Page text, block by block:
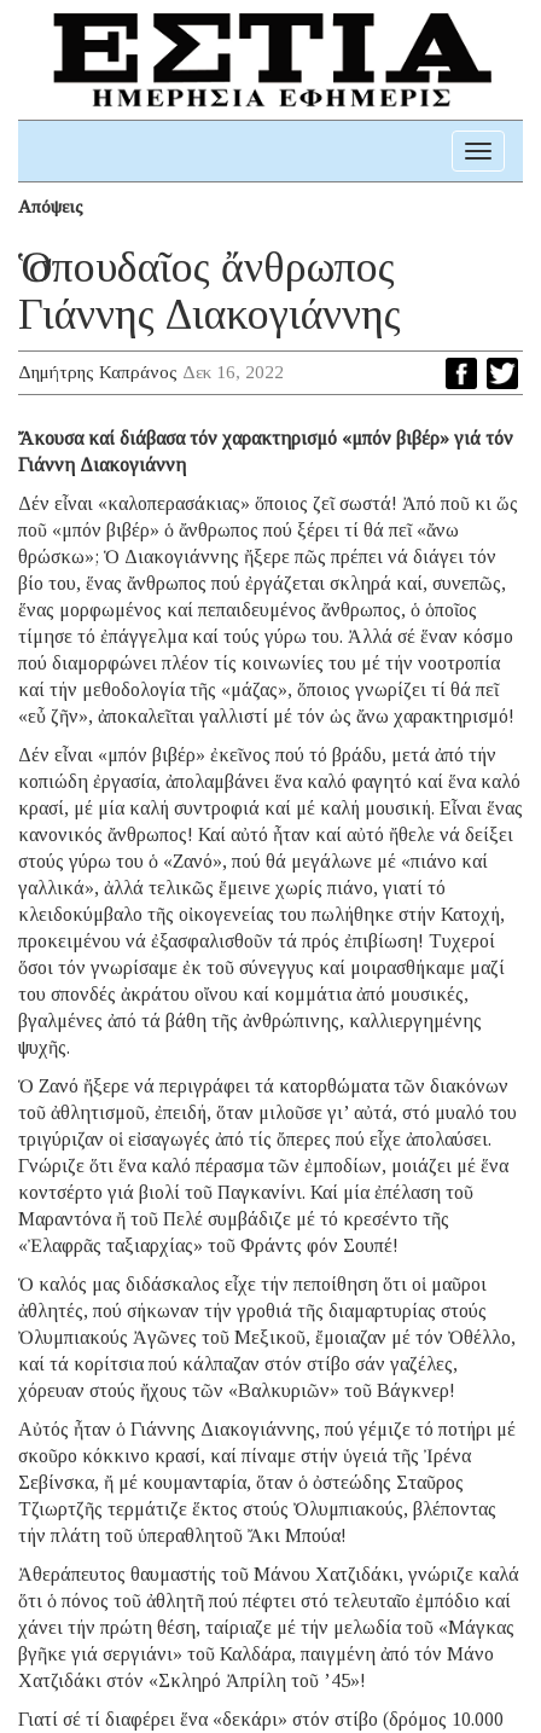
Toggle
Απόψεις
Ὁ σπουδαῖος ἄνθρωπος
Γιάννης Διακογιάννης
Δημήτρης Καπράνος Δεκ 16, 2022
Ἄκουσα καί διάβασα τόν χαρακτηρισμό «μπόν βιβέρ» γιά τόν
Γιάννη Διακογιάννη
Δέν εἶναι «καλοπερασάκιας» ὅποιος ζεῖ σωστά! Ἀπό ποῦ κι ὥς
ποῦ «μπόν βιβέρ» ὁ ἄνθρωπος πού ξέρει τί θά πεῖ «ἄνω
θρώσκω»; Ὁ Διακογιάννης ἤξερε πῶς πρέπει νά διάγει τόν
βίο του, ἕνας ἄνθρωπος πού ἐργάζεται σκληρά καί, συνεπῶς,
ἕνας μορφωμένος καί πεπαιδευμένος ἄνθρωπος, ὁ ὁποῖος
τίμησε τό ἐπάγγελμα καί τούς γύρω του. Ἀλλά σέ ἕναν κόσμο
πού διαμορφώνει πλέον τίς κοινωνίες του μέ τήν νοοτροπία
καί τήν μεθοδολογία τῆς «μάζας», ὅποιος γνωρίζει τί θά πεῖ
«εὖ ζῆν», ἀποκαλεῖται γαλλιστί μέ τόν ὡς ἄνω χαρακτηρισμό!
Δέν εἶναι «μπόν βιβέρ» ἐκεῖνος πού τό βράδυ, μετά ἀπό τήν
κοπιώδη ἐργασία, ἀπολαμβάνει ἕνα καλό φαγητό καί ἕνα καλό
κρασί, μέ μία καλή συντροφιά καί μέ καλή μουσική. Εἶναι ἕνας
κανονικός ἄνθρωπος! Καί αὐτό ἦταν καί αὐτό ἤθελε νά δείξει
στούς γύρω του ὁ «Ζανό», πού θά μεγάλωνε μέ «πιάνο καί
γαλλικά», ἀλλά τελικῶς ἔμεινε χωρίς πιάνο, γιατί τό
κλειδοκύμβαλο τῆς οἰκογενείας του πωλήθηκε στήν Κατοχή,
προκειμένου νά ἐξασφαλισθοῦν τά πρός ἐπιβίωση! Τυχεροί
ὅσοι τόν γνωρίσαμε ἐκ τοῦ σύνεγγυς καί μοιρασθήκαμε μαζί
του σπονδές ἀκράτου οἴνου καί κομμάτια ἀπό μουσικές,
βγαλμένες ἀπό τά βάθη τῆς ἀνθρώπινης, καλλιεργημένης
ψυχῆς.
Ὁ Ζανό ἤξερε νά περιγράφει τά κατορθώματα τῶν διακόνων
τοῦ ἀθλητισμοῦ, ἐπειδή, ὅταν μιλοῦσε γι’ αὐτά, στό μυαλό του
τριγύριζαν οἱ εἰσαγωγές ἀπό τίς ὄπερες πού εἶχε ἀπολαύσει.
Γνώριζε ὅτι ἕνα καλό πέρασμα τῶν ἐμποδίων, μοιάζει μέ ἕνα
κοντσέρτο γιά βιολί τοῦ Παγκανίνι. Καί μία ἐπέλαση τοῦ
Μαραντόνα ἤ τοῦ Πελέ συμβάδιζε μέ τό κρεσέντο τῆς
«Ἐλαφρᾶς ταξιαρχίας» τοῦ Φράντς φόν Σουπέ!
Ὁ καλός μας διδάσκαλος εἶχε τήν πεποίθηση ὅτι οἱ μαῦροι
ἀθλητές, πού σήκωναν τήν γροθιά τῆς διαμαρτυρίας στούς
Ὀλυμπιακούς Ἀγῶνες τοῦ Μεξικοῦ, ἔμοιαζαν μέ τόν Ὀθέλλο,
καί τά κορίτσια πού κάλπαζαν στόν στίβο σάν γαζέλες,
χόρευαν στούς ἤχους τῶν «Βαλκυριῶν» τοῦ Βάγκνερ!
Αὐτός ἦταν ὁ Γιάννης Διακογιάννης, πού γέμιζε τό ποτήρι μέ
σκοῦρο κόκκινο κρασί, καί πίναμε στήν ὑγειά τῆς Ἰρένα
Σεβίνσκα, ἤ μέ κουμανταρία, ὅταν ὁ ὀστεώδης Σταῦρος
Τζιωρτζῆς τερμάτιζε ἕκτος στούς Ὀλυμπιακούς, βλέποντας
τήν πλάτη τοῦ ὑπεραθλητοῦ Ἄκι Μπούα!
Ἀθεράπευτος θαυμαστής τοῦ Μάνου Χατζιδάκι, γνώριζε καλά
ὅτι ὁ πόνος τοῦ ἀθλητῆ πού πέφτει στό τελευταῖο ἐμπόδιο καί
χάνει τήν πρώτη θέση, ταίριαζε μέ τήν μελωδία τοῦ «Μάγκας
βγῆκε γιά σεργιάνι» τοῦ Καλδάρα, παιγμένη ἀπό τόν Μάνο
Χατζιδάκι στόν «Σκληρό Ἀπρίλη τοῦ ’45»!
Γιατί σέ τί διαφέρει ἕνα «δεκάρι» στόν στίβο (δρόμος 10.000